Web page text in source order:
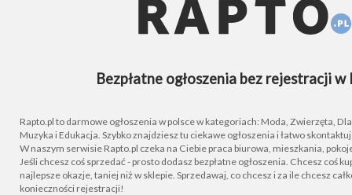
Bezpłatne ogłoszenia bez rejestracji w
Rapto.pl to darmowe ogłoszenia w polsce w kategoriach: Moda, Zwierzęta, Dla
Muzyka i Edukacja. Szybko znajdziesz tu ciekawe ogłoszenia i łatwo
W naszym serwisie Rapto.pl czeka na Ciebie praca biurowa, mieszkania,
Jeśli chcesz coś sprzedać - prosto dodasz bezpłatne ogłoszenia. Chcesz coś
najlepsze okazje, taniej niż w sklepie. Sprzedawaj, co chcesz i za ile chcesz
konieczności rejestracji!